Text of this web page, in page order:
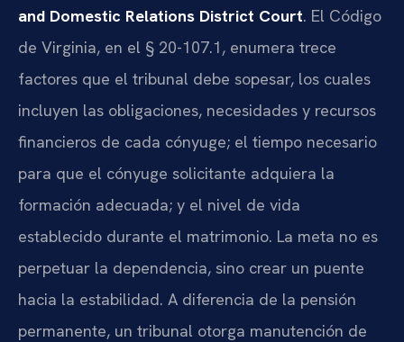
and Domestic Relations District Court. El Código
de Virginia, en el § 20-107.1, enumera trece
factores que el tribunal debe sopesar, los cuales
incluyen las obligaciones, necesidades y recursos
financieros de cada cónyuge; el tiempo necesario
para que el cónyuge solicitante adquiera la
formación adecuada; y el nivel de vida
establecido durante el matrimonio. La meta no es
perpetuar la dependencia, sino crear un puente
hacia la estabilidad. A diferencia de la pensión
permanente, un tribunal otorga manutención de